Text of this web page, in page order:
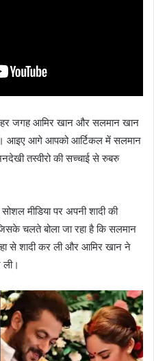
हर जगह आमिर खान और सलमान खान
है। आइए आगे आपको आर्टिकल में सलमान
तस्वीरो की सच्चाई से रुबरु
मीडिया पर अपनी शादी की
चलते बोला जा रहा है कि सलमान
से शादी कर ली और आमिर खान ने
ली।